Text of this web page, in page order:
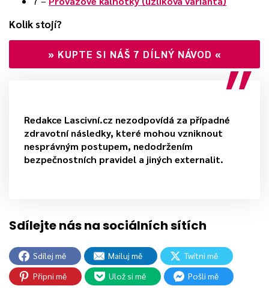
Kolik stojí?
» KUPTE SI NÁŠ 7 DÍLNÝ NÁVOD «
Redakce Lascivní.cz nezodpovídá za případné
zdravotní následky, které mohou vzniknout
nesprávným postupem, nedodržením
bezpečnostních pravidel a jiných externalit.
Sdílej mě Mailuj mě
Twítni mě
Připni mě
Ulož si mě Pošli mě